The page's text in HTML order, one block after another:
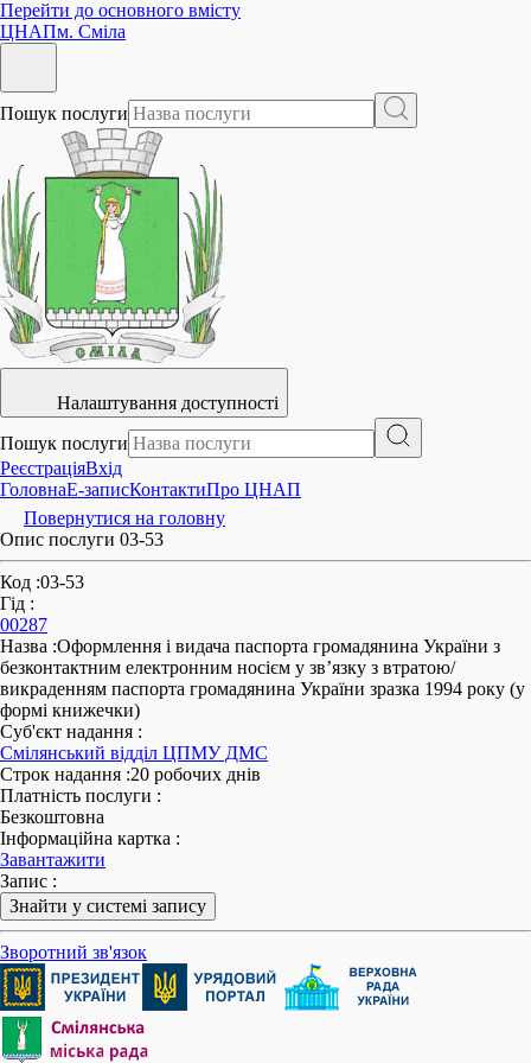
Перейти до основного вмісту
ЦНАПм. Сміла
Пошук послуги
Налаштування доступності
Пошук послуги
РеєстраціяВхід
ГоловнаE-записКонтактиПро ЦНАП
Повернутися на головну
Опис послуги 03-53
Код :03-53
Гід :
00287
Назва :Оформлення і видача паспорта громадянина України з
безконтактним електронним носієм у зв’язку з втратою/
викраденням паспорта громадянина України зразка 1994 року (у
формі книжечки)
Суб'єкт надання :
Смілянський відділ ЦПМУ ДМС
Строк надання :20 робочих днів
Платність послуги :
Безкоштовна
Інформаційна картка :
Завантажити
Запис :
Знайти у системі запису
Зворотний зв'язок